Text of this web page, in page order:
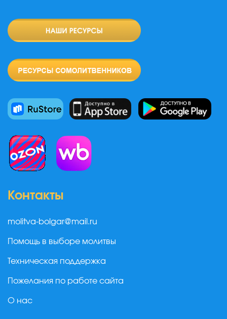
Контакты
molitva-bolgar@mail.ru
Помощь в выборе молитвы
Техническая поддержка
Пожелания по работе сайта
О нас